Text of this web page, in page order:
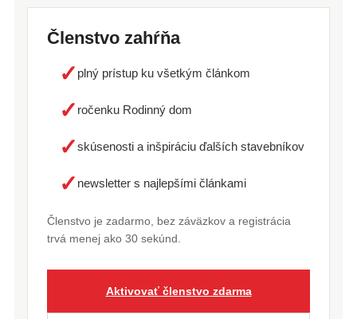
Členstvo zahŕňa
✓ plný prístup ku všetkým článkom
✓ ročenku Rodinný dom
✓skúsenosti a inšpiráciu ďalších stavebníkov
✓ newsletter s najlepšími článkami
Členstvo je zadarmo, bez záväzkov a registrácia
trvá menej ako 30 sekúnd.
Aktivovať členstvo zdarma